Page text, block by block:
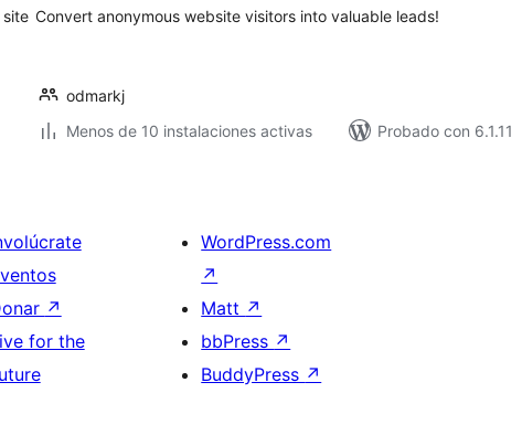
site Convert anonymous website visitors into valuable leads!
odmarkj
Menos de 10 instalaciones activas
Probado con 6.1.11
↗
for the
WordPress.com
↗
Matt ↗
bbPress ↗
BuddyPress ↗